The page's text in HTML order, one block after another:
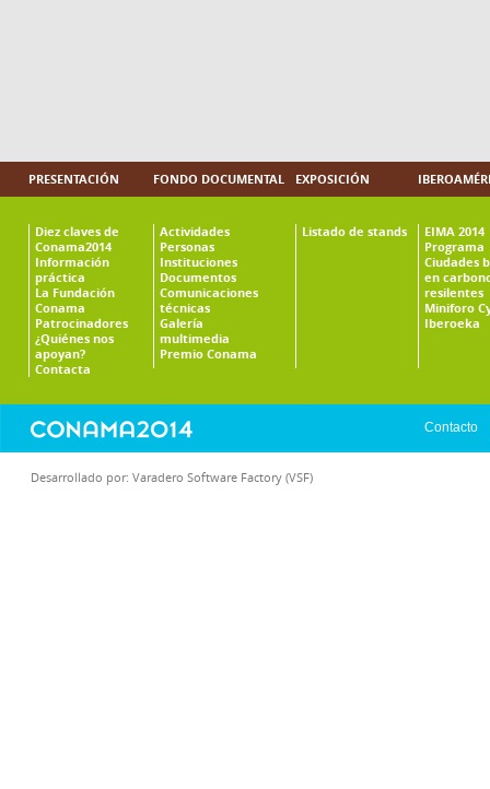
PRESENTACIÓN
Diez claves de
Conama2014
Información
práctica
La Fundación
Conama
Patrocinadores
¿Quiénes nos
apoyan?
Contacta
FONDO DOCUMENTAL
Actividades
Personas
Instituciones
Documentos
Comunicaciones
técnicas
Galería
multimedia
Premio Conama
EXPOSICIÓN
Listado de stands
EIMA 2014
Programa
Ciudades
en
resilentes
Miniforo
Iberoeka
Contacto
Desarrollado por: Varadero Software Factory (VSF)